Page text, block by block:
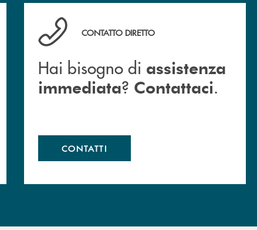
Hai bisogno di assistenza immediata ? Contattaci .
CONTATTO DIRETTO
Hai bisogno di assistenza
immediata? Contattaci.
CONTATTI